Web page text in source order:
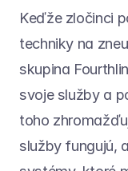
Keďže zločinci
techniky na
skupina
svoje služby a
toho
služby fungujú,